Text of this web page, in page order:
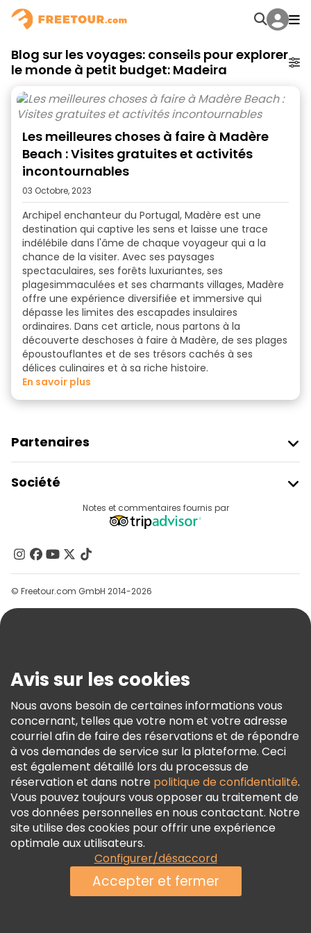
Blog sur les voyages: conseils pour explorer
le monde à petit budget: Madeira
Les meilleures choses à faire à Madère
Beach : Visites gratuites et activités
incontournables
03 Octobre, 2023
Archipel enchanteur du Portugal, Madère est une
destination qui captive les sens et laisse une trace
indélébile dans l'âme de chaque voyageur qui a la
chance de la visiter. Avec ses paysages
spectaculaires, ses forêts luxuriantes, ses
plagesimmaculées et ses charmants villages, Madère
offre une expérience diversifiée et immersive qui
dépasse les limites des escapades insulaires
ordinaires. Dans cet article, nous partons à la
découverte deschoses à faire à Madère, de ses plages
époustouflantes et de ses trésors cachés à ses
délices culinaires et à sa riche histoire.
en savoir plus
Partenaires
Connexion Du Fournisseur
Programme D’affiliation
Société
Contactez-Nous
Groupes
Aide
Conditions Générales Et Mentions Légales
Politique En Matière De Cookies
Freetour Prix
Programme De Fidélité
Notes et commentaires fournis par
© Freetour.com GmbH 2014-2026
Avis sur les cookies
Nous avons besoin de certaines informations vous
concernant, telles que votre nom et votre adresse
courriel afin de faire des réservations et de répondre
à vos demandes de service sur la plateforme. Ceci
est également détaillé lors du processus de
réservation et dans notre politique de confidentialité.
Vous pouvez toujours vous opposer au traitement de
vos données personnelles en nous contactant. Notre
site utilise des cookies pour offrir une expérience
optimale aux utilisateurs.
Configurer/désaccord
Accepter et fermer